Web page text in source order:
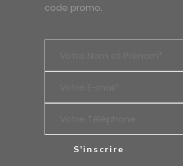
code promo.